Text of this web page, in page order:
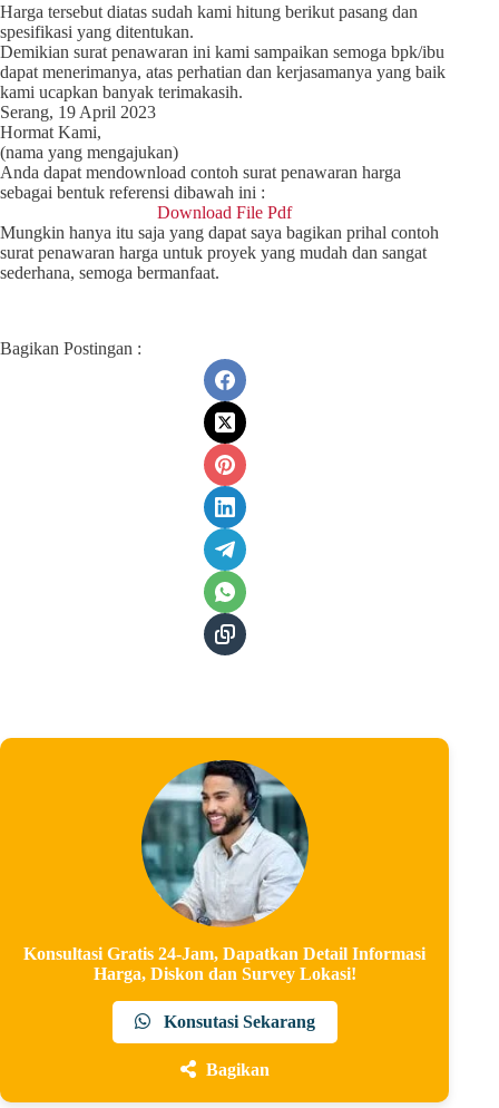
Harga tersebut diatas sudah kami hitung berikut pasang dan
spesifikasi yang ditentukan.
Demikian surat penawaran ini kami sampaikan semoga bpk/ibu
dapat menerimanya, atas perhatian dan kerjasamanya yang baik
kami ucapkan banyak terimakasih.
Serang, 19 April 2023
Hormat Kami,
(nama yang mengajukan)
Anda dapat mendownload contoh surat penawaran harga
sebagai bentuk referensi dibawah ini :
Download File Pdf
Mungkin hanya itu saja yang dapat saya bagikan prihal contoh
surat penawaran harga untuk proyek yang mudah dan sangat
sederhana, semoga bermanfaat.
Bagikan Postingan :
Konsultasi Gratis 24-Jam, Dapatkan Detail Informasi
Harga, Diskon dan Survey Lokasi!
Konsutasi Sekarang
Bagikan